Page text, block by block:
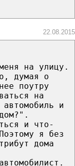
22.08.2015
на улицу.
думая о
поутру
на
и
и что-
я без
дома